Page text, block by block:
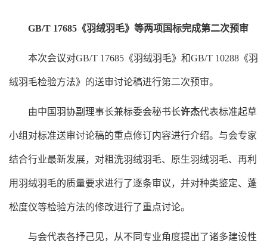
GB/T 17685《羽绒羽毛》等两项国标完成第二次预审
本次会议对GB/T 17685《羽绒羽毛》 和GB/T 10288《羽
绒羽毛检验方法》的送审讨论稿进行第二次预审。
由中国羽协副理事长兼标委会秘书长许杰代表标准起草
小组对标准送审讨论稿的重点修订内容进行介绍。与会专家
结合行业最新发展，对粗洗羽绒羽毛、原生羽绒羽毛、再利
用羽绒羽毛的质量要求进行了逐条审议，并对种类鉴定、蓬
松度仪等检验方法的修改进行了重点讨论。
与会代表各抒己见，从不同专业角度提出了诸多建设性